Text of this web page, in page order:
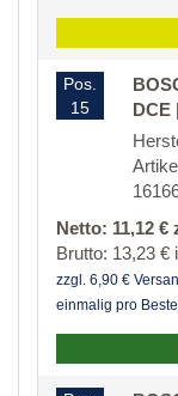
Pos.
15
DCE
Netto: 11,12 €
Brutto: 13,23 €
zzgl. 6,90 €
einmalig pro